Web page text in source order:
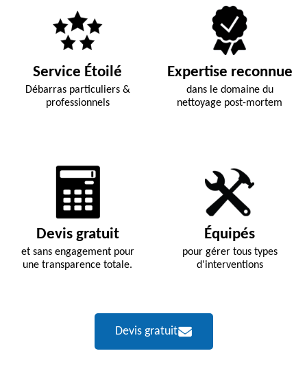
Service Étoilé
Débarras particuliers &
professionnels
Expertise reconnue
dans le domaine du
nettoyage post-mortem
Devis gratuit
et sans engagement pour
une transparence totale.
Équipés
pour gérer tous types
d'interventions
Devis gratuit